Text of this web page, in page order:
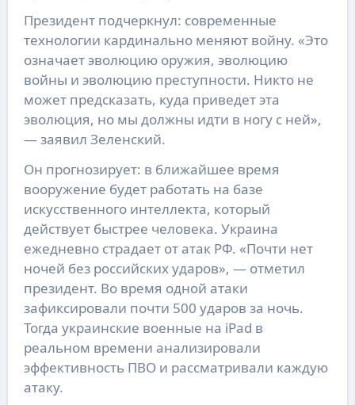
Президент подчеркнул: современные
технологии кардинально меняют войну. «Это
означает эволюцию оружия, эволюцию
войны и эволюцию преступности. Никто не
может предсказать, куда приведет эта
эволюция, но мы должны идти в ногу с ней»,
— заявил Зеленский.
Он прогнозирует: в ближайшее время
вооружение будет работать на базе
искусственного интеллекта, который
действует быстрее человека. Украина
ежедневно страдает от атак РФ. «Почти нет
ночей без российских ударов», — отметил
президент. Во время одной атаки
зафиксировали почти 500 ударов за ночь.
Тогда украинские военные на iPad в
реальном времени анализировали
эффективность ПВО и рассматривали каждую
атаку.